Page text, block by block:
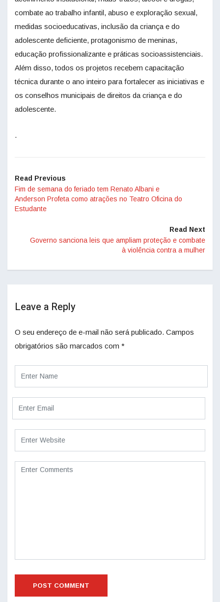
combate ao trabalho infantil, abuso e exploração sexual,
medidas socioeducativas, inclusão da criança e do
adolescente deficiente, protagonismo de meninas,
educação profissionalizante e práticas socioassistenciais.
Além disso, todos os projetos recebem capacitação
técnica durante o ano inteiro para fortalecer as iniciativas e
os conselhos municipais de direitos da criança e do
adolescente.
.
Read Previous
Fim de semana do feriado tem Renato Albani e
Anderson Profeta como atrações no Teatro Oficina do
Estudante
Read Next
Governo sanciona leis que ampliam proteção e combate
à violência contra a mulher
Leave a Reply
O seu endereço de e-mail não será publicado. Campos
obrigatórios são marcados com *